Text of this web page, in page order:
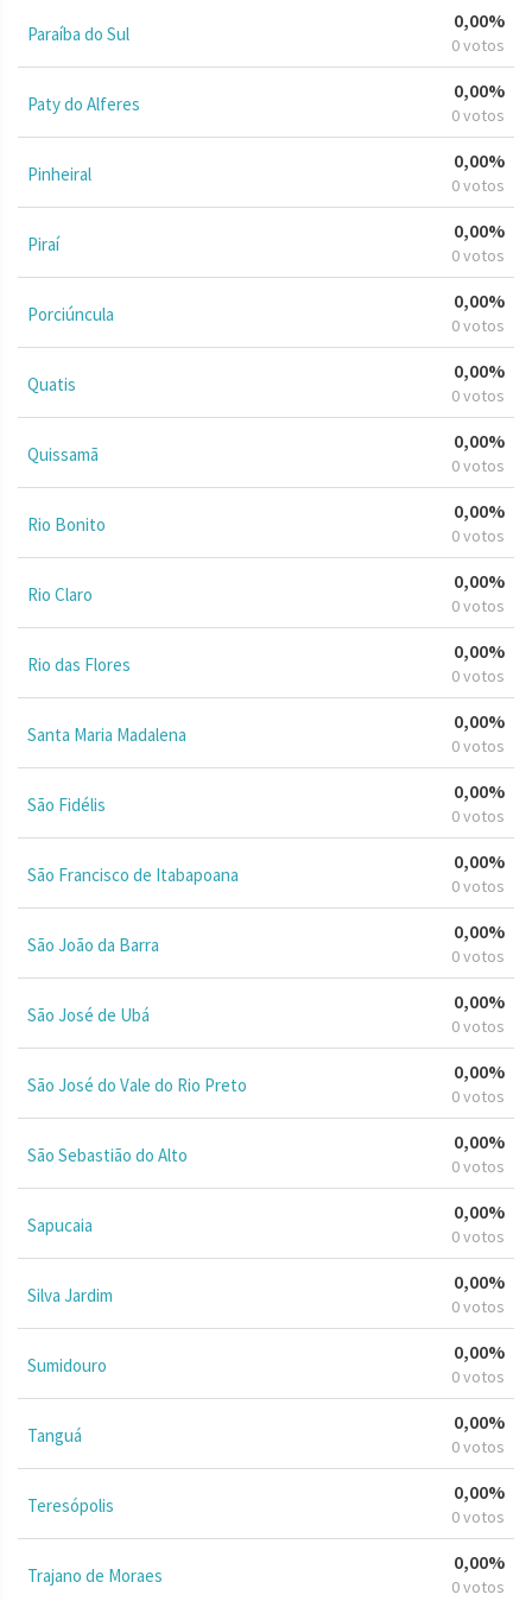
Paraíba do Sul
0,00%
0 votos
Paty do Alferes
0,00%
0 votos
Pinheiral
0,00%
0 votos
Piraí
0,00%
0 votos
Porciúncula
0,00%
0 votos
Quatis
0,00%
0 votos
Quissamã
0,00%
0 votos
Rio Bonito
0,00%
0 votos
Rio Claro
0,00%
0 votos
Rio das Flores
0,00%
0 votos
Santa Maria Madalena
0,00%
0 votos
São Fidélis
0,00%
0 votos
São Francisco de Itabapoana
0,00%
0 votos
São João da Barra
0,00%
0 votos
São José de Ubá
0,00%
0 votos
São José do Vale do Rio Preto
0,00%
0 votos
São Sebastião do Alto
0,00%
0 votos
Sapucaia
0,00%
0 votos
Silva Jardim
0,00%
0 votos
Sumidouro
0,00%
0 votos
Tanguá
0,00%
0 votos
Teresópolis
0,00%
0 votos
Trajano de Moraes
0,00%
0 votos